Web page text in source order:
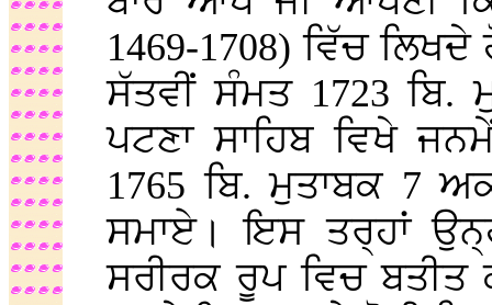
1469-1708) ਵਿੱਚ
ਸੱਤਵੀਂ ਸੰਮਤ 1723 ਬਿ.
ਪਟਣਾ ਸਾਹਿਬ ਵਿਖੇ
1765 ਬਿ. ਮੁਤਾਬਕ 7
ਸਮਾਏ। ਇਸ ਤਰ੍ਹਾਂ
ਸਰੀਰਕ ਰੂਪ ਵਿਚ